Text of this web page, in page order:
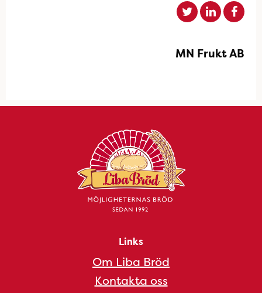
MN Frukt AB
Links
Om Liba Bröd
Kontakta oss